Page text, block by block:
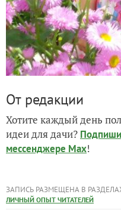
От редакции
Хотите каждый день
идеи для дачи?
мессенджере Max!
ЗАПИСЬ РАЗМЕЩЕНА В
ЛИЧНЫЙ ОПЫТ ЧИТАТЕЛЕЙ